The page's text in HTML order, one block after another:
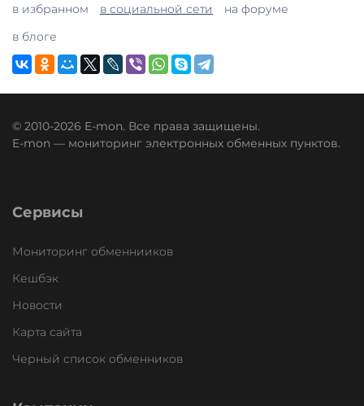
в избранном в социальной сети
на форуме
в блоге
© 2010-2026 E-mon. Все права защищены.
E-mon — мониторинг электронных обменных пунктов.
Сервисы
Мониторинг обменнииков
Кешбэк
Новости
Карта сайта
Черный список обменников